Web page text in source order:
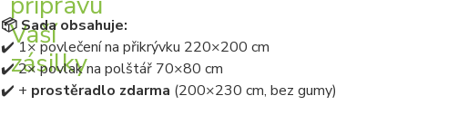
📦 Sada obsahuje:
✔️ 1× povlečení na přikrývku 220×200 cm
✔️ 2× povlak na polštář 70×80 cm
✔️ + prostěradlo zdarma (200×230 cm, bez gumy)